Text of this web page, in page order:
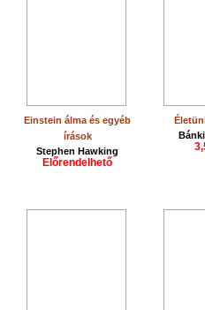
Einstein álma és egyéb
írások
Stephen Hawking
Előrendelhető